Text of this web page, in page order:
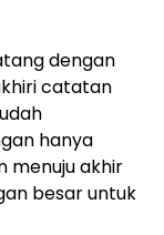
dengan
catatan
hanya
menuju akhir
besar untuk